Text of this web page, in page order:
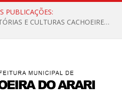
PUBLICAÇÕES:
A VALORIZAÇÃO DAS HISTÓRIAS E CULTURAS CACHOEIRENSES